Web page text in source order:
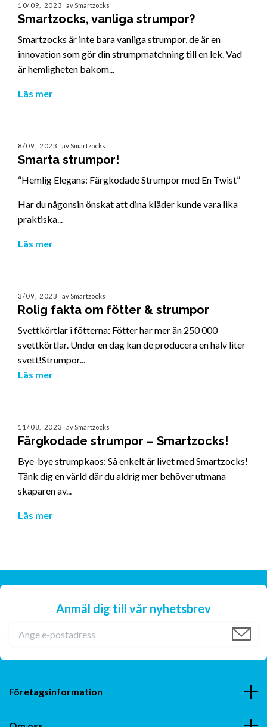
10/09, 2023 av Smartzocks
Smartzocks, vanliga strumpor?
Smartzocks är inte bara vanliga strumpor, de är en
innovation som gör din strumpmatchning till en lek. Vad
är hemligheten bakom...
Läs mer
8/09, 2023 av Smartzocks
Smarta strumpor!
“Hemlig Elegans: Färgkodade Strumpor med En Twist”
Har du någonsin önskat att dina kläder kunde vara lika
praktiska...
Läs mer
3/09, 2023 av Smartzocks
Rolig fakta om fötter & strumpor
Svettkörtlar i fötterna: Fötter har mer än 250 000
svettkörtlar. Under en dag kan de producera en halv liter
svett!Strumpor...
Läs mer
11/08, 2023 av Smartzocks
Färgkodade strumpor – Smartzocks!
Bye-bye strumpkaos: Så enkelt är livet med Smartzocks!
Tänk dig en värld där du aldrig mer behöver utmana
skaparen av...
Läs mer
Anmäl dig till vår nyhetsbrev
Företagsinformation